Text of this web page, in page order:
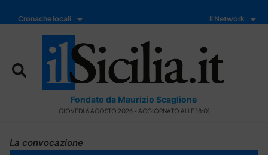
Cronache locali Il Network
Fondato da Maurizio Scaglione
GIOVEDÌ 6 AGOSTO 2026 - AGGIORNATO ALLE 18:01
La convocazione